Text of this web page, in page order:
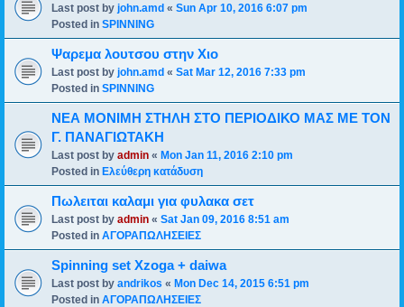
Last post by john.amd « Sun Apr 10, 2016 6:07 pm
Posted in SPINNING
Ψαρεμα λουτσου στην Χιο
Last post by john.amd « Sat Mar 12, 2016 7:33 pm
Posted in SPINNING
ΝΕΑ ΜΟΝΙΜΗ ΣΤΗΛΗ ΣΤΟ ΠΕΡΙΟΔΙΚΟ ΜΑΣ ΜΕ ΤΟΝ
Γ. ΠΑΝΑΓΙΩΤΑΚΗ
Last post by admin « Mon Jan 11, 2016 2:10 pm
Posted in Ελεύθερη κατάδυση
Πωλειται καλαμι για φυλακα σετ
Last post by admin « Sat Jan 09, 2016 8:51 am
Posted in ΑΓΟΡΑΠΩΛΗΣΕΙΕΣ
Spinning set Xzoga + daiwa
Last post by andrikos « Mon Dec 14, 2015 6:51 pm
Posted in ΑΓΟΡΑΠΩΛΗΣΕΙΕΣ